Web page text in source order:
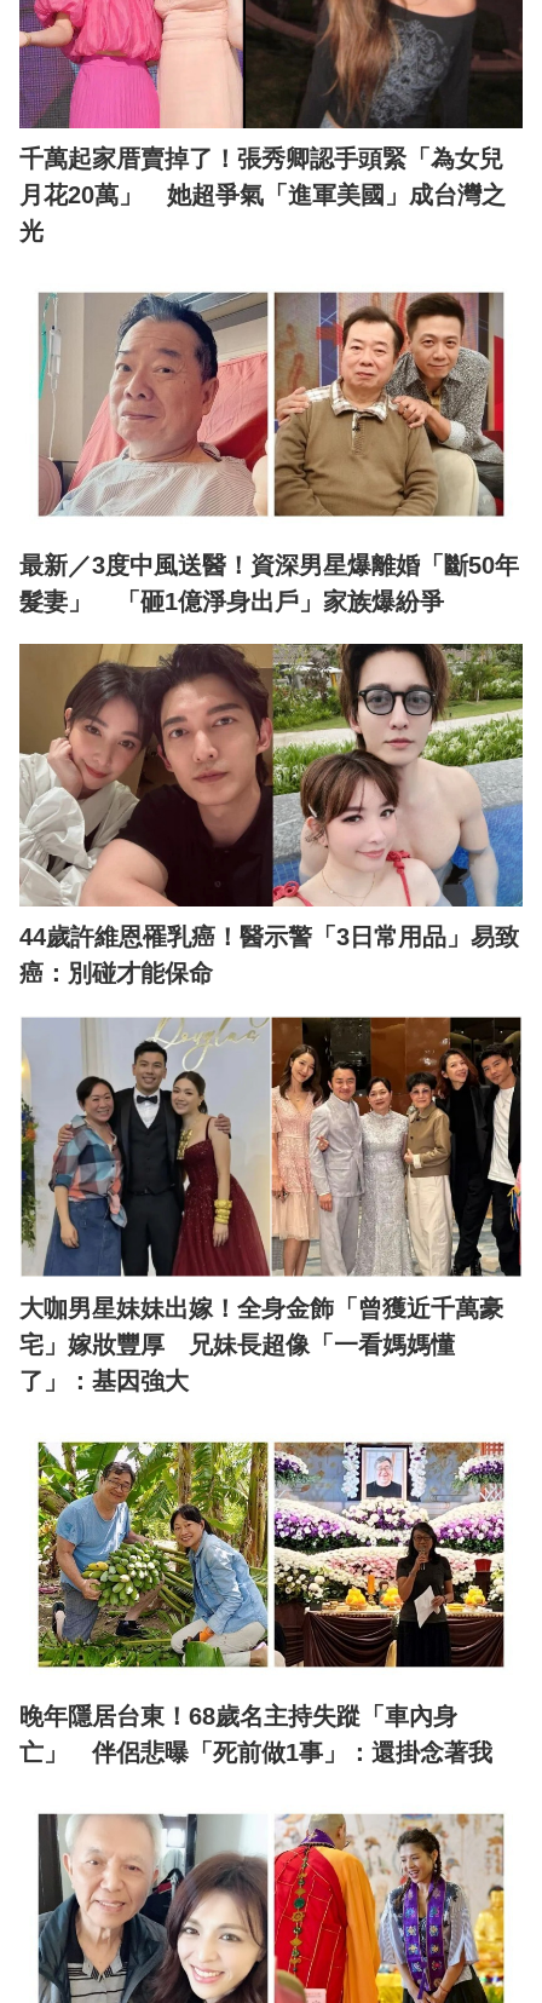
千萬起家厝賣掉了！張秀卿認手頭緊「為女兒
月花20萬」 她超爭氣「進軍美國」成台灣之
光
最新／3度中風送醫！資深男星爆離婚「斷50年
髮妻」 「砸1億淨身出戶」家族爆紛爭
44歲許維恩罹乳癌！醫示警「3日常用品」易致
癌：別碰才能保命
大咖男星妹妹出嫁！全身金飾「曾獲近千萬豪
宅」嫁妝豐厚 兄妹長超像「一看媽媽懂
了」：基因強大
晚年隱居台東！68歲名主持失蹤「車內身
亡」 伴侶悲曝「死前做1事」：還掛念著我